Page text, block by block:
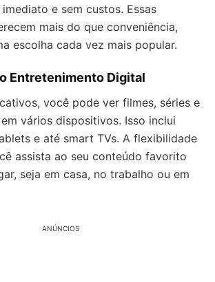
e sem custos. Essas
mais do que conveniência,
escolha cada vez mais popular.
Entretenimento Digital
você pode ver filmes, séries e
vários dispositivos. Isso inclui
e até smart TVs. A flexibilidade
assista ao seu conteúdo favorito
seja em casa, no trabalho ou em
ANÚNCIOS